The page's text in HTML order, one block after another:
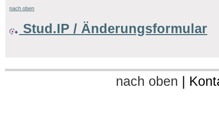
nach oben
Stud.IP / Änderungsformular
nach oben |